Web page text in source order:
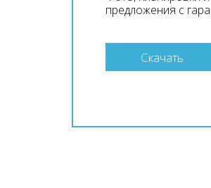
предложения с
Скачать